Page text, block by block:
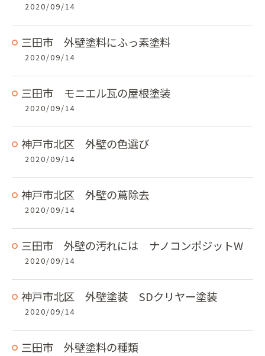
2020/09/14
三田市 外壁塗料にふっ素塗料
2020/09/14
三田市 モニエル瓦の屋根塗装
2020/09/14
神戸市北区 外壁の色選び
2020/09/14
神戸市北区 外壁の蔦除去
2020/09/14
三田市 外壁の汚れには ナノコンポジットW
2020/09/14
神戸市北区 外壁塗装 SDクリヤー塗装
2020/09/14
三田市 外壁塗料の種類